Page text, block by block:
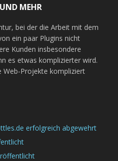
MEHR
bei der die Arbeit mit dem
ein paar Plugins nicht
Kunden insbesondere
es etwas komplizierter wird.
Web-Projekte kompliziert
erfolgreich abgewehrt